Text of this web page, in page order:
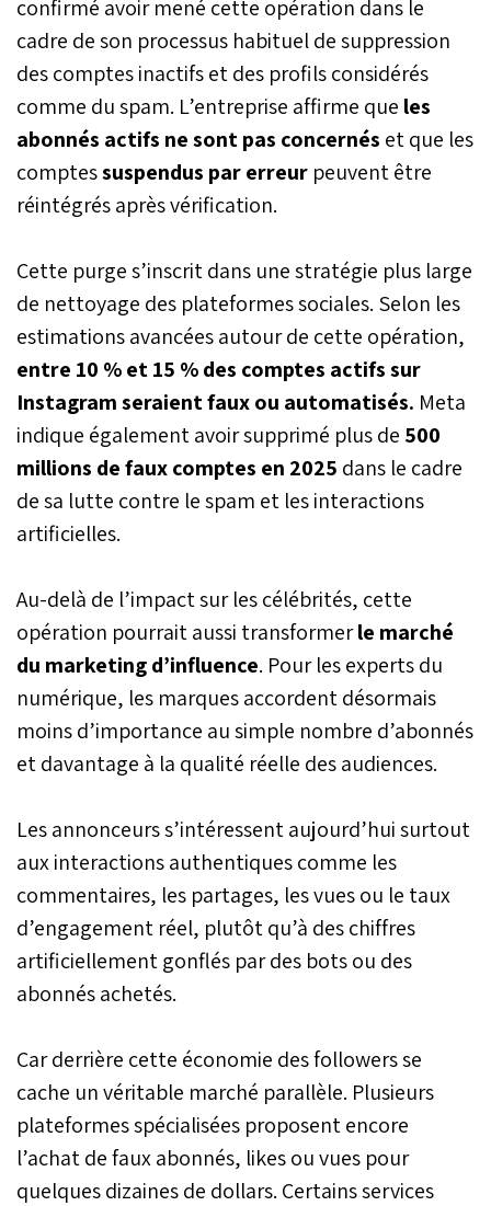
confirmé avoir mené cette opération dans le
cadre de son processus habituel de suppression
des comptes inactifs et des profils considérés
comme du spam. L’entreprise affirme que les
abonnés actifs ne sont pas concernés et que les
comptessuspendus par erreur peuvent être
réintégrés après vérification.
Cette purge s’inscrit dans une stratégie plus large
de nettoyage des plateformes sociales. Selon les
estimations avancées autour de cette opération,
entre 10 % et 15 % des comptes actifs sur
Instagram seraient faux ou automatisés. Meta
indique également avoir supprimé plus de 500
millions de faux comptes en 2025 dans le cadre
de sa lutte contre le spam et les interactions
artificielles.
Au-delà de l’impact sur les célébrités, cette
opération pourrait aussi transformerle marché
du marketing d’influence. Pour les experts du
numérique, les marques accordent désormais
moins d’importance au simple nombre d’abonnés
et davantage à la qualité réelle des audiences.
Les annonceurs s’intéressent aujourd’hui surtout
aux interactions authentiques comme les
commentaires, les partages, les vues ou le taux
d’engagement réel, plutôt qu’à des chiffres
artificiellement gonflés par des bots ou des
abonnés achetés.
Car derrière cette économie des followers se
cache un véritable marché parallèle. Plusieurs
plateformes spécialisées proposent encore
l’achat de faux abonnés, likes ou vues pour
quelques dizaines de dollars. Certains services